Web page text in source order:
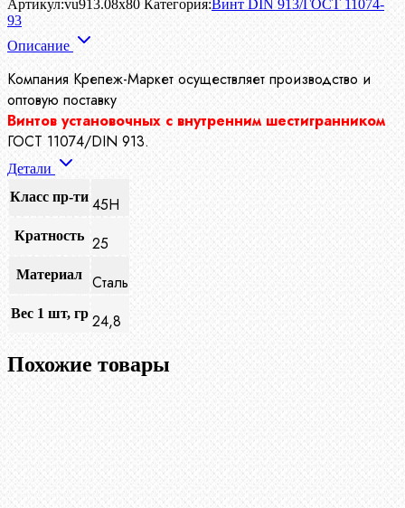
Артикул:vu913.08x80 Категория:Винт DIN 913/ГОСТ 11074-
93
Описание
Компания Крепеж-Маркет осуществляет производство и
оптовую поставку
Винтов установочных с внутренним шестигранником
ГОСТ 11074/DIN 913.
Детали
Класс пр-ти 45H
Кратность 25
Материал Сталь
Вес 1 шт, гр 24,8
Похожие товары